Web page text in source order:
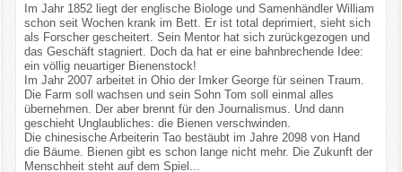
Im Jahr 1852 liegt der englische Biologe und Samenhändler William
schon seit Wochen krank im Bett. Er ist total deprimiert, sieht sich
als Forscher gescheitert. Sein Mentor hat sich zurückgezogen und
das Geschäft stagniert. Doch da hat er eine bahnbrechende Idee:
ein völlig neuartiger Bienenstock!
Im Jahr 2007 arbeitet in Ohio der Imker George für seinen Traum.
Die Farm soll wachsen und sein Sohn Tom soll einmal alles
übernehmen. Der aber brennt für den Journalismus. Und dann
geschieht Unglaubliches: die Bienen verschwinden.
Die chinesische Arbeiterin Tao bestäubt im Jahre 2098 von Hand
die Bäume. Bienen gibt es schon lange nicht mehr. Die Zukunft der
Menschheit steht auf dem Spiel...